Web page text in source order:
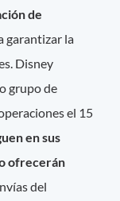
de
garantizar la
Disney
grupo de
el 15
en sus
ofrecerán
del